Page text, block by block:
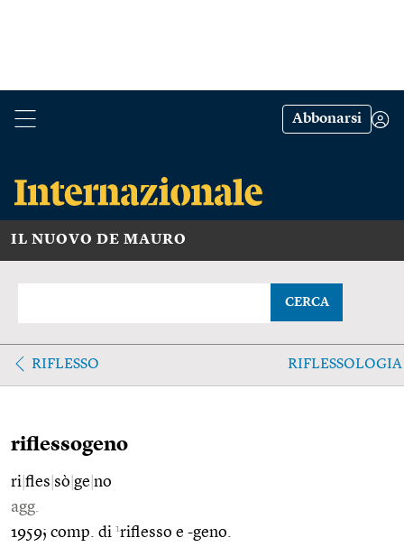
Abbonarsi
IL NUOVO DE MAURO
CERCA
RIFLESSO RIFLESSOLOGIA
riflessogeno
ri fles sò ge no
agg.
1959; comp. di 1riflesso e -geno.